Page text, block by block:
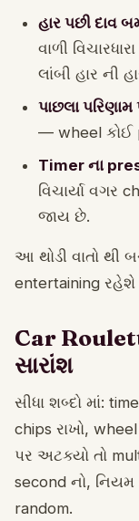
હાર પછી દાવ
વાળી
લાંબી હાર ની
પાછલા પરિણામ
— wheel કોઈ
Timer ના
વિચાર્યા વગર
જાય છે.
આ થોડી વાતો થી
entertaining
Car
સારાંશ
સીધા શબ્દો માં:
chips રાખો,
પર અટક્યો તો
second નો, નિયમ
random.